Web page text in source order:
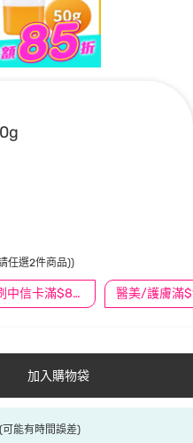
刷中信卡滿$888送3萬點
任選2件商品))
加入購物袋
能有時間誤差)